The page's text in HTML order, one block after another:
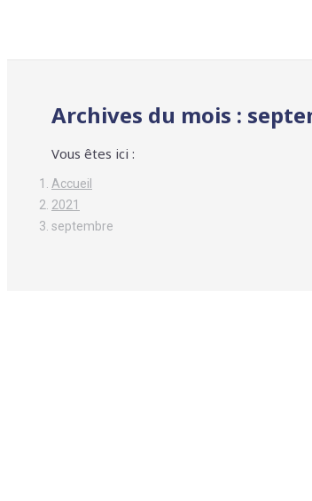
Archives du mois :
Vous êtes ici :
Accueil
2021
septembre